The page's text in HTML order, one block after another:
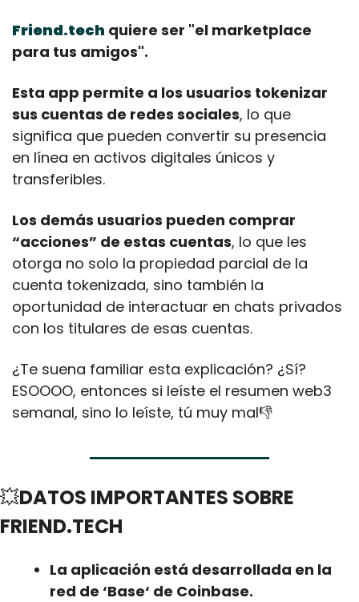
Friend.tech quiere ser "el marketplace
para tus amigos".
Esta app permite a los usuarios tokenizar
sus cuentas de redes sociales, lo que
significa que pueden convertir su presencia
en línea en activos digitales únicos y
transferibles.
Los demás usuarios pueden comprar
“acciones” de estas cuentas, lo que les
otorga no solo la propiedad parcial de la
cuenta tokenizada, sino también la
oportunidad de interactuar en chats privados
con los titulares de esas cuentas.
¿Te suena familiar esta explicación? ¿Sí?
ESOOOO, entonces si leíste el resumen web3
semanal, sino lo leíste, tú muy mal👎
💥DATOS IMPORTANTES SOBRE
FRIEND.TECH
La aplicación está desarrollada en la
red de ‘Base‘ de Coinbase.